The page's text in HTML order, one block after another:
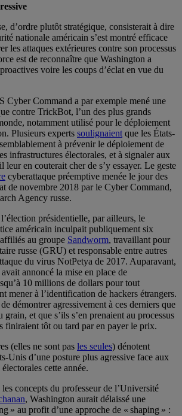
d’ordre plutôt stratégique, consisterait à dire
nationale américain s’est montré efficace
les attaques extérieures contre son processus
est de reconnaître que Washington a
voire les coups d’éclat en vue du
Cyber Command a par exemple mené une
contre TrickBot, l’un des plus grands
notamment utilisé pour le déploiement
Plusieurs experts soulignaient que les États-
à prévenir le déploiement de
infrastructures électorales, et à signaler aux
leur en couterait cher de s’y essayer. Le geste
cyberattaque préemptive menée le jour des
de novembre 2018 par le Cyber Command,
Agency russe.
présidentielle, par ailleurs, le
américain inculpait publiquement six
au groupe Sandworm, travaillant pour
russe (GRU) et responsable entre autres
du virus NotPetya de 2017. Auparavant,
annoncé la mise en place de
10 millions de dollars pour tout
mener à l’identification de hackers étrangers.
démontrer agressivement à ces derniers que
et que s’ils s’en prenaient au processus
finiraient tôt ou tard par en payer le prix.
(elles ne sont pas les seules) dénotent
Unis d’une posture plus agressive face aux
cette année.
concepts du professeur de l’Université
, Washington aurait délaissé une
» au profit d’une approche de « shaping » :